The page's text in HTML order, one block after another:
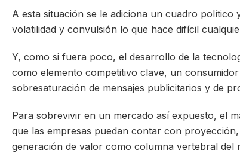
A esta situación se le adiciona un cuadro
volatilidad y convulsión lo que hace difícil
Y, como si fuera poco, el desarrollo de la
como elemento competitivo clave, un
sobresaturación de mensajes publicitarios y de
Para sobrevivir en un mercado así expuesto, el
que las empresas puedan contar con
generación de valor como columna vertebral